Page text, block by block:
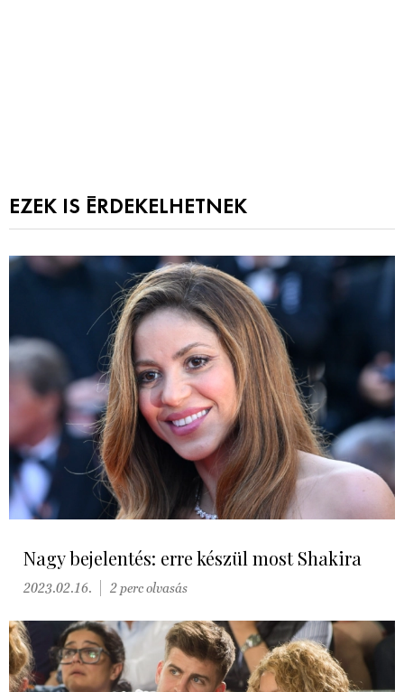
EZEK IS ÉRDEKELHETNEK
Nagy bejelentés: erre készül most Shakira
2023.02.16. 2 perc olvasás